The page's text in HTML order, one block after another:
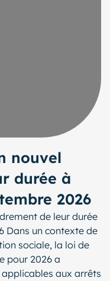
nouvel
durée à
2026
de leur durée
Dans un contexte de
sociale, la loi de
pour 2026 a
aux arrêts